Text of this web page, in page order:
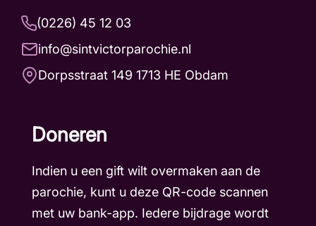
(0226) 45 12 03
info@sintvictorparochie.nl
Dorpsstraat 149 1713 HE Obdam
Doneren
Indien u een gift wilt overmaken aan de
parochie, kunt u deze QR-code scannen
met uw bank-app. Iedere bijdrage wordt